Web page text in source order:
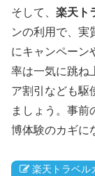
そして、 楽天ト
ンの利用で、実
にキャンペーン
率は一気に跳ね
ア割引なども駆
ましょう。事前
博体験のカギに
楽天トラベル